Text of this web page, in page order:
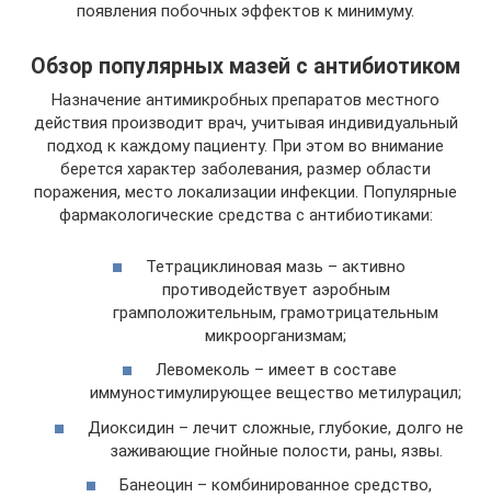
появления побочных эффектов к минимуму.
Обзор популярных мазей с антибиотиком
Назначение антимикробных препаратов местного
действия производит врач, учитывая индивидуальный
подход к каждому пациенту. При этом во внимание
берется характер заболевания, размер области
поражения, место локализации инфекции. Популярные
фармакологические средства с антибиотиками:
Тетрациклиновая мазь – активно
противодействует аэробным
грамположительным, грамотрицательным
микроорганизмам;
Левомеколь – имеет в составе
иммуностимулирующее вещество метилурацил;
Диоксидин – лечит сложные, глубокие, долго не
заживающие гнойные полости, раны, язвы.
Банеоцин – комбинированное средство,